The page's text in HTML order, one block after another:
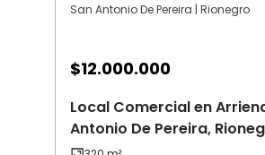
San Antonio De Pereira | Rionegro
$12.000.000
Local Comercial en
Antonio De Pereira,